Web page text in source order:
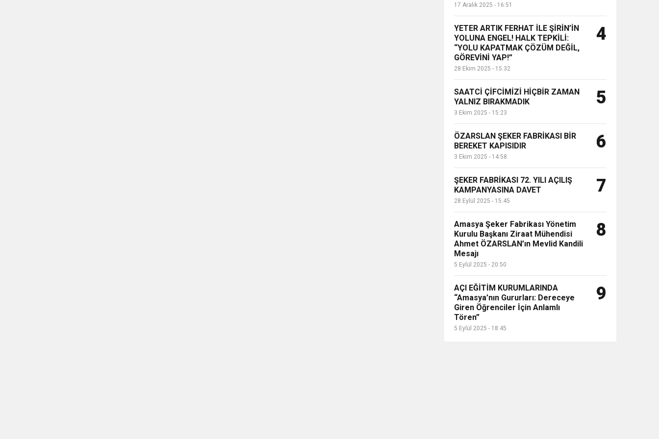
17 Aralık 2025 - 16:51
YETER ARTIK FERHAT İLE ŞİRİN’İN
YOLUNA ENGEL! HALK TEPKİLİ:
“YOLU KAPATMAK ÇÖZÜM DEĞİL,
GÖREVİNİ YAP!”
28 Ekim 2025 - 15:32
4
SAATCİ ÇİFCİMİZİ HİÇBİR ZAMAN
YALNIZ BIRAKMADIK
3 Ekim 2025 - 15:23
5
ÖZARSLAN ŞEKER FABRİKASI BİR
BEREKET KAPISIDIR
3 Ekim 2025 - 14:58
6
ŞEKER FABRİKASI 72. YILI AÇILIŞ
KAMPANYASINA DAVET
28 Eylül 2025 - 15:45
7
Amasya Şeker Fabrikası Yönetim
Kurulu Başkanı Ziraat Mühendisi
Ahmet ÖZARSLAN’ın Mevlid Kandili
Mesajı
5 Eylül 2025 - 20:50
8
AÇI EĞİTİM KURUMLARINDA
“Amasya’nın Gururları: Dereceye
Giren Öğrenciler İçin Anlamlı
Tören”
5 Eylül 2025 - 18:45
9